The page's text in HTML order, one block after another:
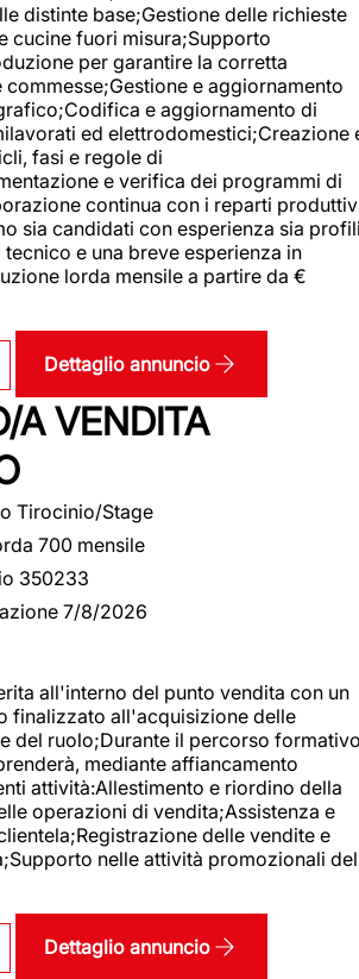
distinte base;Gestione delle richieste
cucine fuori misura;Supporto
per garantire la corretta
e aggiornamento
e aggiornamento di
ed elettrodomestici;Creazione
fasi e regole di
e verifica dei programmi di
continua con i reparti
sia candidati con esperienza sia
e una breve esperienza in
lorda mensile a partire da €
Dettaglio annuncio
A VENDITA
Tirocinio/Stage
700 mensile
350233
7/8/2026
all'interno del punto vendita con un
finalizzato all'acquisizione delle
del ruolo;Durante il percorso
mediante affiancamento
attività:Allestimento e riordino della
operazioni di vendita;Assistenza e
delle vendite e
nelle attività promozionali del
Dettaglio annuncio